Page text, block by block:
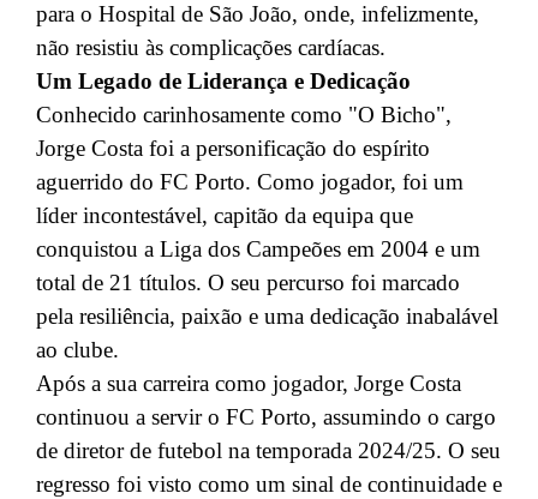
para o Hospital de São João, onde, infelizmente,
não resistiu às complicações cardíacas.
Um Legado de Liderança e Dedicação
Conhecido carinhosamente como "O Bicho",
Jorge Costa foi a personificação do espírito
aguerrido do FC Porto. Como jogador, foi um
líder incontestável, capitão da equipa que
conquistou a Liga dos Campeões em 2004 e um
total de 21 títulos. O seu percurso foi marcado
pela resiliência, paixão e uma dedicação inabalável
ao clube.
Após a sua carreira como jogador, Jorge Costa
continuou a servir o FC Porto, assumindo o cargo
de diretor de futebol na temporada 2024/25. O seu
regresso foi visto como um sinal de continuidade e